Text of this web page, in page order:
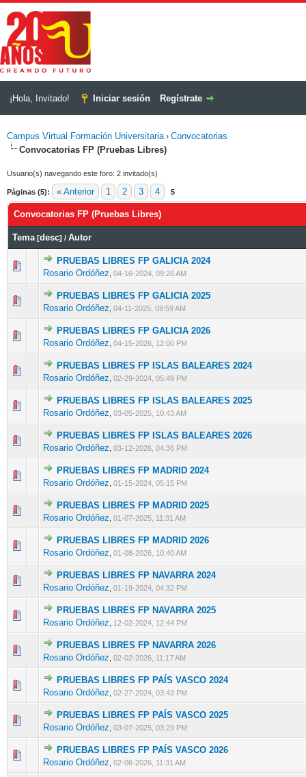
¡Hola, Invitado! Iniciar sesión Regístrate
Campus Virtual Formación Universitaria› Convocatorias
Convocatorias FP (Pruebas Libres)
Usuario(s) navegando este foro: 2 invitado(s)
Páginas (5): « Anterior 1 2 3 4 5
Convocatorias FP (Pruebas Libres)
Tema [desc] / Autor
PRUEBAS LIBRES FP GALICIA 2024
Rosario Ordóñez 04-16-2024, 09:26 AM
0 voto(s) - Media 0 de 5
1 2345
PRUEBAS LIBRES FP GALICIA 2025
Rosario Ordóñez 04-11-2025, 09:59 AM
0 voto(s) - Media 0 de 5
1 2345
PRUEBAS LIBRES FP GALICIA 2026
Rosario Ordóñez 04-15-2026, 12:00 PM
0 voto(s) - Media 0 de 5
1 2345
PRUEBAS LIBRES FP ISLAS BALEARES 2024
Rosario Ordóñez 02-29-2024, 05:49 PM
0 voto(s) - Media 0 de 5
1 2345
PRUEBAS LIBRES FP ISLAS BALEARES 2025
Rosario Ordóñez 03-05-2025, 10:43 AM
0 voto(s) - Media 0 de 5
1 2345
PRUEBAS LIBRES FP ISLAS BALEARES 2026
Rosario Ordóñez 03-12-2026, 04:36 PM
0 voto(s) - Media 0 de 5
1 2345
PRUEBAS LIBRES FP MADRID 2024
Rosario Ordóñez 01-15-2024, 05:15 PM
0 voto(s) - Media 0 de 5
1 2345
PRUEBAS LIBRES FP MADRID 2025
Rosario Ordóñez 01-07-2025, 11:31 AM
0 voto(s) - Media 0 de 5
1 2345
PRUEBAS LIBRES FP MADRID 2026
Rosario Ordóñez 01-08-2026, 10:40 AM
0 voto(s) - Media 0 de 5
1 2345
PRUEBAS LIBRES FP NAVARRA 2024
Rosario Ordóñez 01-19-2024, 04:32 PM
0 voto(s) - Media 0 de 5
1 2345
PRUEBAS LIBRES FP NAVARRA 2025
Rosario Ordóñez
12-02-2024, 12:44 PM
0 voto(s) - Media 0 de 5
1 2345
PRUEBAS LIBRES FP NAVARRA 2026
Rosario Ordóñez 02-02-2026, 11:17 AM
0 voto(s) - Media 0 de 5
1 2345
PRUEBAS LIBRES FP PAÍS VASCO 2024
Rosario Ordóñez 02-27-2024, 03:43 PM
0 voto(s) - Media 0 de 5
1 2 345
PRUEBAS LIBRES FP PAÍS VASCO 2025
Rosario Ordóñez 03-07-2025, 03:29 PM
0 voto(s) - Media 0 de 5
1 2 345
PRUEBAS LIBRES FP PAÍS VASCO 2026
Rosario Ordóñez 02-06-2026, 11:31 AM
0 voto(s) - Media 0 de 5
1 2 345